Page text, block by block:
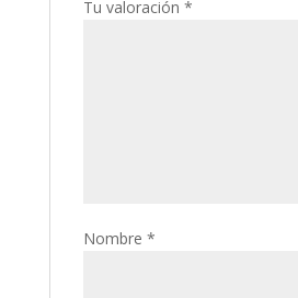
Tu valoración *
Nombre *